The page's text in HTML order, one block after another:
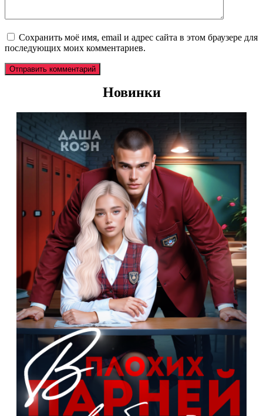
Сохранить моё имя, email и адрес сайта в этом браузере для
последующих моих комментариев.
Новинки